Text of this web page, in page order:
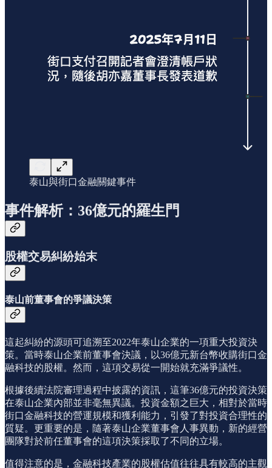
泰山與街口金融關鍵事件
事件解析：36億元的羅生門
股權交易糾紛始末
泰山前董事會的爭議決策
這起糾紛的源頭可追溯至2022年泰山企業的一項重大投資決
策。當時泰山企業前董事會決議，以36億元新台幣收購街口金
融科技的股權。然而，這項交易從一開始就充滿爭議性。
根據後續法院審理過程中披露的資訊，這筆36億元的投資決策
在泰山企業內部並非毫無異議。投資金額之巨大，相對於當時
街口金融科技的營運規模和獲利能力，引發了對投資合理性的
質疑。更重要的是，隨著泰山企業董事會人事異動，新的經營
團隊對於前任董事會的這項決策採取了不同的立場。
值得注意的是，金融科技產業的股權估值往往具有較高的主觀